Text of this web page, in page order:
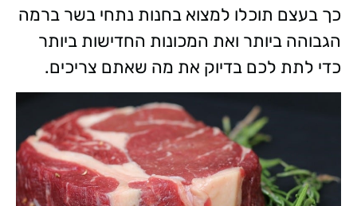
כך בעצם תוכלו למצוא בחנות נתחי בשר ברמה
הגבוהה ביותר ואת המכונות החדישות ביותר
כדי לתת לכם בדיוק את מה שאתם צריכים.